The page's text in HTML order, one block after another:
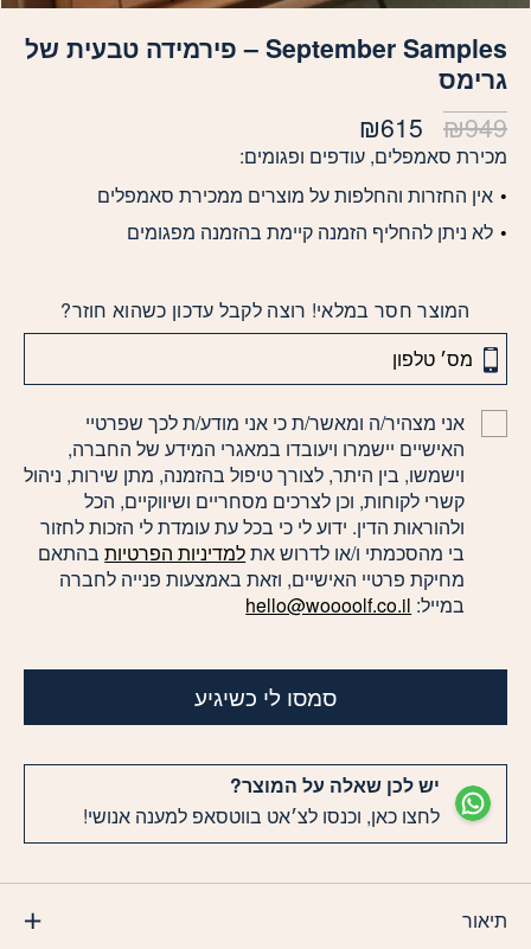
September Samples – פירמידה טבעית של
גרימס
₪949
המחיר
המקורי
היה:
₪949.
₪615 המחיר
הנוכחי
הוא:
מכירת סאמפלים, עודפים ופגומים:
אין החזרות והחלפות על מוצרים ממכירת סאמפלים
לא ניתן להחליף הזמנה קיימת בהזמנה מפגומים
המוצר חסר במלאי! רוצה לקבל עדכון כשהוא חוזר?
אני מצהיר/ה ומאשר/ת כי אני מודע/ת לכך שפרטיי
האישיים יישמרו ויעובדו במאגרי המידע של החברה,
וישמשו, בין היתר, לצורך טיפול בהזמנה, מתן שירות, ניהול
קשרי לקוחות, וכן לצרכים מסחריים ושיווקיים, הכל
ולהוראות הדין. ידוע לי כי בכל עת עומדת לי הזכות לחזור
בי מהסכמתי ו/או לדרוש אתלמדיניות הפרטיותבהתאם
מחיקת פרטיי האישיים, וזאת באמצעות פנייה לחברה
במייל: hello@woooolf.co.il
סמסו לי כשיגיע
יש לכן שאלה על המוצר?
לחצו כאן, וכנסו לצ׳אט בווטסאפ למענה אנושי!
תיאור